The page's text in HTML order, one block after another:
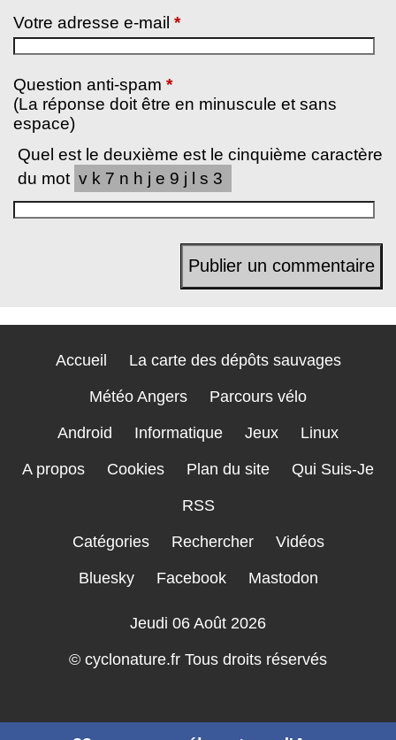
Votre adresse e-mail *
Question anti-spam *
(La réponse doit être en minuscule et sans
espace)
Quel est le deuxième est le cinquième caractère
du mot vk7nhje9jls3
Accueil La carte des dépôts sauvages
Météo Angers Parcours vélo
Android Informatique Jeux Linux
A propos Cookies Plan du site Qui Suis-Je
RSS
Catégories Rechercher Vidéos
Bluesky Facebook Mastodon
Jeudi 06 Août 2026
© cyclonature.fr Tous droits réservés